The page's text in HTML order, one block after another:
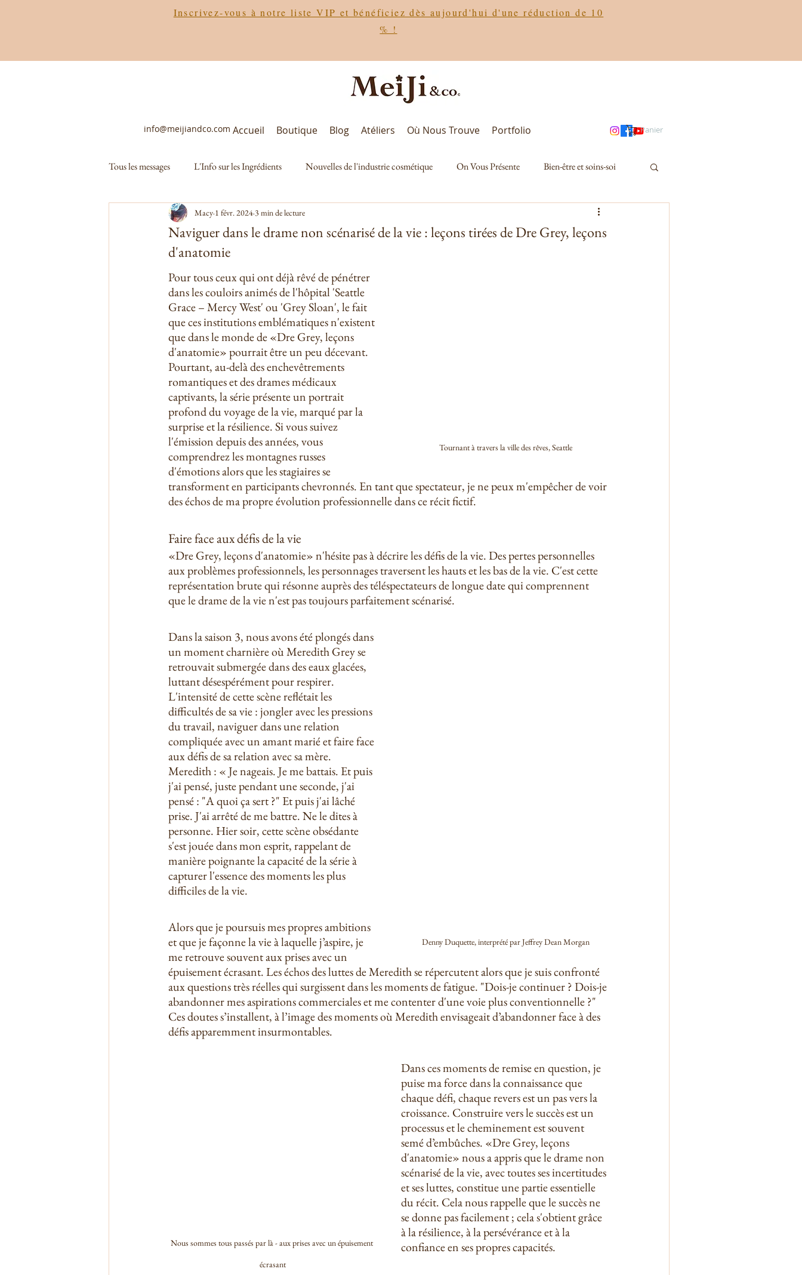
Inscrivez-vous à notre liste VIP et bénéficiez dès aujourd'hui d'une réduction de 10
% !
info@meijiandco.com Accueil Boutique Blog Atéliers Où Nous Trouve Portfolio Panier
Tous les messages L'Info sur les Ingrédients Nouvelles de l'industrie cosmétique On Vous Présente Bien-être et soins-soi
Histoire de la Marque
Naviguer dans le drame non scénarisé de la vie : leçons tirées de Dre Grey, leçons
d'anatomie
Macy 1 févr. 2024 3 min de lecture
Tournant à travers la ville des rêves, Seattle
Pour tous ceux qui ont déjà rêvé de pénétrer
dans les couloirs animés de l'hôpital 'Seattle
Grace – Mercy West' ou 'Grey Sloan', le fait
que ces institutions emblématiques n'existent
que dans le monde de «Dre Grey, leçons
d'anatomie» pourrait être un peu décevant.
Pourtant, au-delà des enchevêtrements
romantiques et des drames médicaux
captivants, la série présente un portrait
profond du voyage de la vie, marqué par la
surprise et la résilience. Si vous suivez
l'émission depuis des années, vous
comprendrez les montagnes russes
d'émotions alors que les stagiaires se
transforment en participants chevronnés. En tant que spectateur, je ne peux m'empêcher de voir
des échos de ma propre évolution professionnelle dans ce récit fictif.
Faire face aux défis de la vie
«Dre Grey, leçons d'anatomie» n'hésite pas à décrire les défis de la vie. Des pertes personnelles
aux problèmes professionnels, les personnages traversent les hauts et les bas de la vie. C'est cette
représentation brute qui résonne auprès des téléspectateurs de longue date qui comprennent
que le drame de la vie n'est pas toujours parfaitement scénarisé.
Denny Duquette, interprété par Jeffrey Dean Morgan
Dans la saison 3, nous avons été plongés dans
un moment charnière où Meredith Grey se
retrouvait submergée dans des eaux glacées,
luttant désespérément pour respirer.
L'intensité de cette scène reflétait les
difficultés de sa vie : jongler avec les pressions
du travail, naviguer dans une relation
compliquée avec un amant marié et faire face
aux défis de sa relation avec sa mère.
Meredith : « Je nageais. Je me battais. Et puis
j'ai pensé, juste pendant une seconde, j'ai
pensé : "A quoi ça sert ?" Et puis j'ai lâché
prise. J'ai arrêté de me battre. Ne le dites à
personne. Hier soir, cette scène obsédante
s'est jouée dans mon esprit, rappelant de
manière poignante la capacité de la série à
capturer l'essence des moments les plus
difficiles de la vie.
Alors que je poursuis mes propres ambitions
et que je façonne la vie à laquelle j’aspire, je
me retrouve souvent aux prises avec un
épuisement écrasant. Les échos des luttes de Meredith se répercutent alors que je suis confronté
aux questions très réelles qui surgissent dans les moments de fatigue. "Dois-je continuer ? Dois-je
abandonner mes aspirations commerciales et me contenter d'une voie plus conventionnelle ?"
Ces doutes s’installent, à l’image des moments où Meredith envisageait d’abandonner face à des
défis apparemment insurmontables.
Nous sommes tous passés par là - aux prises avec un épuisement
écrasant
Dans ces moments de remise en question, je
puise ma force dans la connaissance que
chaque défi, chaque revers est un pas vers la
croissance. Construire vers le succès est un
processus et le cheminement est souvent
semé d’embûches. «Dre Grey, leçons
d'anatomie» nous a appris que le drame non
scénarisé de la vie, avec toutes ses incertitudes
et ses luttes, constitue une partie essentielle
du récit. Cela nous rappelle que le succès ne
se donne pas facilement ; cela s'obtient grâce
à la résilience, à la persévérance et à la
confiance en ses propres capacités.